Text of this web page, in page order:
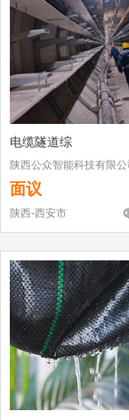
电缆隧道综
陕西公众智能科技有限公
面议
陕西-西安市